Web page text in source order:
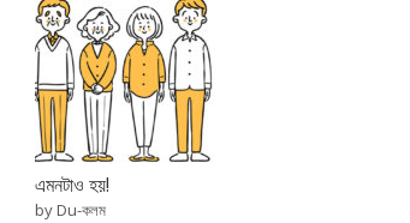
এমনটাও হয়!
by Du-কলম